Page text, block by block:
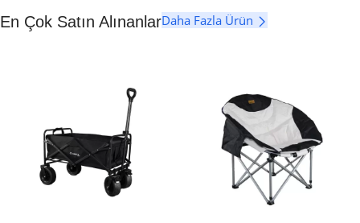
En Çok Satın AlınanlarDaha Fazla Ürün